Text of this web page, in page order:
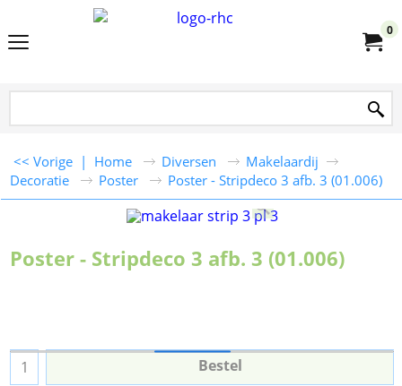
0
<< Vorige | Home Diversen
Makelaardij
Decoratie
Poster Poster - Stripdeco 3 afb. 3 (01.006)
Poster - Stripdeco 3 afb. 3 (01.006)
Bestel